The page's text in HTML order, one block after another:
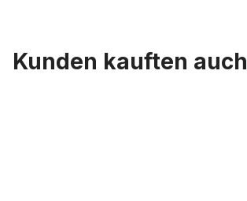
Kunden kauften auch